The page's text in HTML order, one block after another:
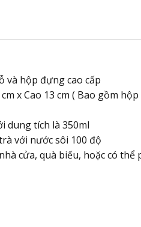
và hộp đựng cao cấp
x Cao 13 cm ( Bao gồm
dung tích là 350ml
với nước sôi 100 độ
cửa, quà biếu, hoặc có